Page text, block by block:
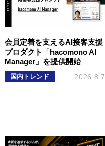
会員定着を支えるAI接客支援
プロダクト「hacomono AI
Manager」を提供開始
国内トレンド 2026.8.7